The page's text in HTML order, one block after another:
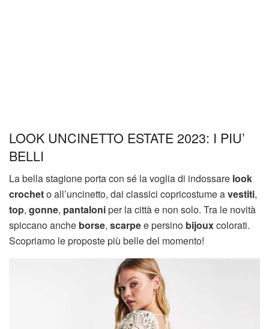
LOOK UNCINETTO ESTATE 2023: I PIU’
BELLI
La bella stagione porta con sé la voglia di indossare look
crocheto all’uncinetto, dai classici copricostume avestiti,
top, gonne, pantaloniper la città e non solo. Tra le novità
spiccano anche borse, scarpee persino bijouxcolorati.
Scopriamo le proposte più belle del momento!